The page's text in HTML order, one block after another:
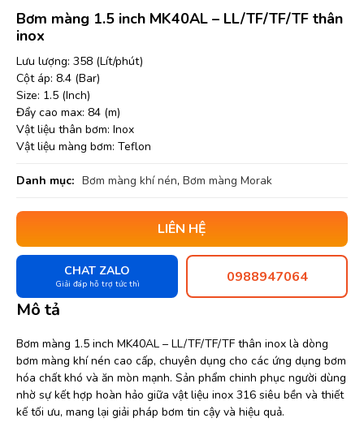
Bơm màng 1.5 inch MK40AL – LL/TF/TF/TF thân
inox
Lưu lượng: 358 (Lít/phút)
Cột áp: 8.4 (Bar)
Size: 1.5 (Inch)
Đẩy cao max: 84 (m)
Vật liệu thân bơm: Inox
Vật liệu màng bơm: Teflon
Danh mục: Bơm màng khí nén, Bơm màng Morak
LIÊN HỆ
CHAT ZALO
Giải đáp hỗ trợ tức thì 0988947064
Mô tả
Bơm màng 1.5 inch MK40AL – LL/TF/TF/TF thân inox là dòng
bơm màng khí nén cao cấp, chuyên dụng cho các ứng dụng bơm
hóa chất khó và ăn mòn mạnh. Sản phẩm chinh phục người dùng
nhờ sự kết hợp hoàn hảo giữa vật liệu inox 316 siêu bền và thiết
kế tối ưu, mang lại giải pháp bơm tin cậy và hiệu quả.